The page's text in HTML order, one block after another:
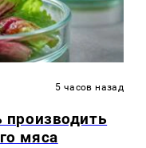
5 часов назад
производить
мяса